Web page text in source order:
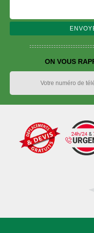
ON VOUS